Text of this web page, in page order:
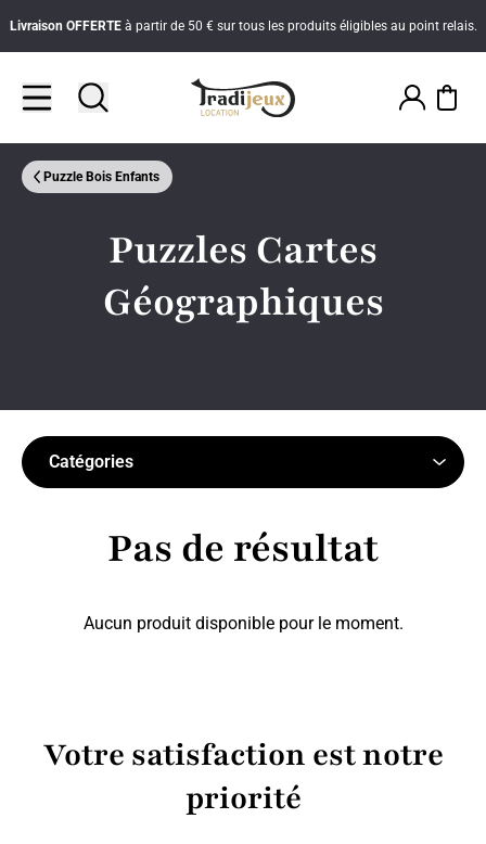
Livraison OFFERTEà partir de 50 € sur tous les produits éligibles au point relais.
Puzzle Bois Enfants
Puzzles Cartes
Géographiques
Pas de résultat
Aucun produit disponible pour le moment.
Catégories
Votre satisfaction est notre
priorité